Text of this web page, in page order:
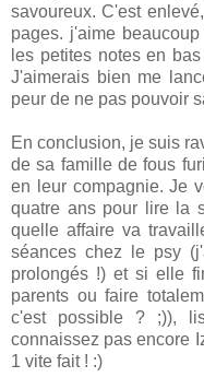
savoureux. C'est
pages. j'aime
les petites notes en
J'aimerais bien me
peur de ne pas pouvoir
En conclusion, je suis
de sa famille de fous
en leur compagnie. Je
quatre ans pour lire la
quelle affaire va
séances chez le psy
prolongés !) et si elle
parents ou faire
c'est possible ? ;)),
connaissez pas encore
1 vite fait ! :)